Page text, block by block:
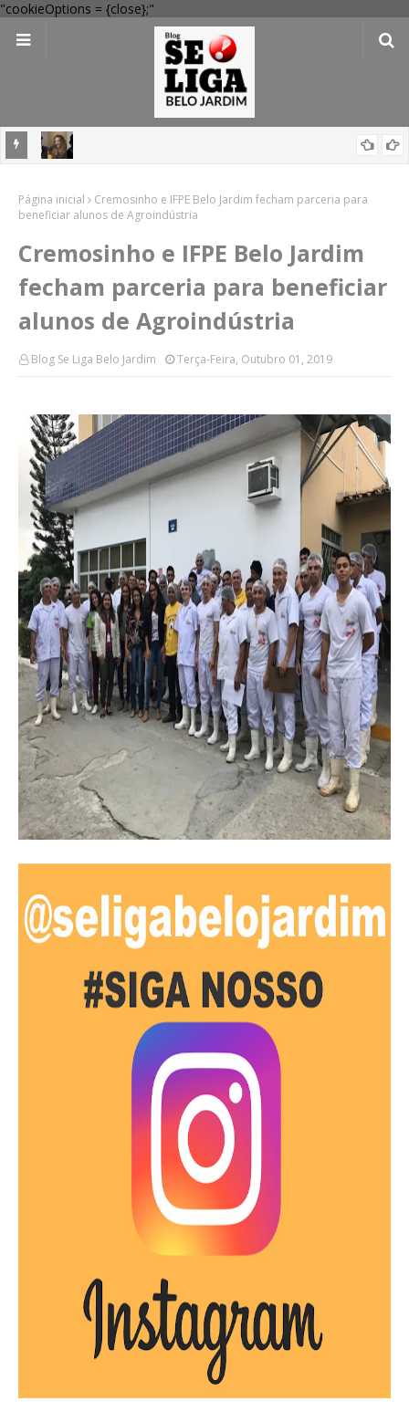
"cookieOptions = {close};"
Maria Rita e mais em Arcoverde; veja programação
Página inicial
Cremosinho e IFPE Belo Jardim fecham parceria para
beneficiar alunos de Agroindústria
Cremosinho e IFPE Belo Jardim
fecham parceria para beneficiar
alunos de Agroindústria
Blog Se Liga Belo Jardim Terça-Feira, Outubro 01, 2019